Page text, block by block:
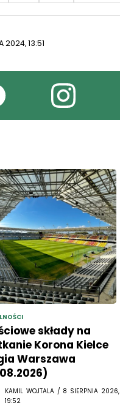
2024, 13:51
składy na
Korona Kielce
Warszawa
KAMIL WOJTALA / 8 SIERPNIA 2026,
19:52